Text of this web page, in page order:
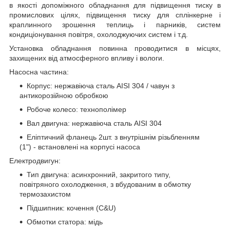
в якості допоміжного обладнання для підвищення тиску в
промислових цілях, підвищення тиску для сплінкерне і
краплинного зрошення теплиць і парників, систем
кондиціонування повітря, охолоджуючих систем і т.д.
Установка обладнання повинна проводитися в місцях,
захищених від атмосферного впливу і вологи.
Насосна частина:
Корпус: нержавіюча сталь AISI 304 / чавун з
антикорозійною обробкою
Робоче колесо: технополімер
Вал двигуна: нержавіюча сталь AISI 304
Еліптичний фланець 2шт. з внутрішнім різьбленням
(1") - встановлені на корпусі насоса
Електродвигун:
Тип двигуна: асинхронний, закритого типу,
повітряного охолодження, з вбудованим в обмотку
термозахистом
Підшипник: кочення (C&U)
Обмотки статора: мідь